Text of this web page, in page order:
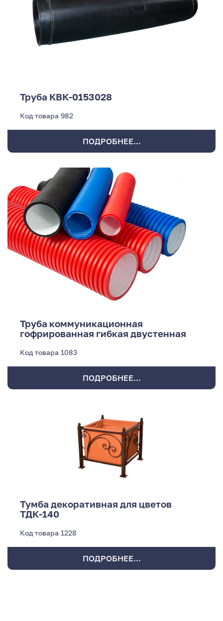
Труба КВК-0153028
Код товара 982
ПОДРОБНЕЕ...
Труба коммуникационная
гофрированная гибкая двустенная
Код товара 1083
ПОДРОБНЕЕ...
Тумба декоративная для цветов
ТДК-140
Код товара 1228
ПОДРОБНЕЕ...